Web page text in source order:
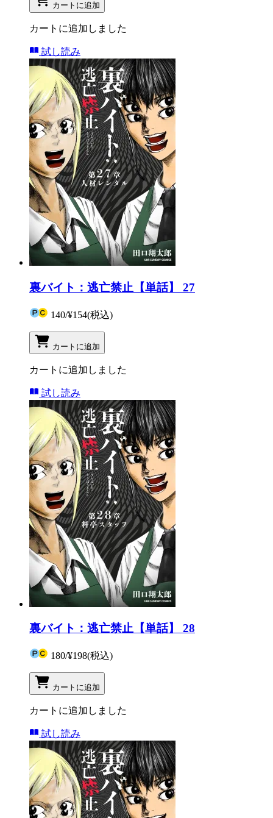
カートに追加
カートに追加しました
試し読み
裏バイト：逃亡禁止【単話】 27
140/¥154(税込)
カートに追加
カートに追加しました
試し読み
裏バイト：逃亡禁止【単話】 28
180/¥198(税込)
カートに追加
カートに追加しました
試し読み